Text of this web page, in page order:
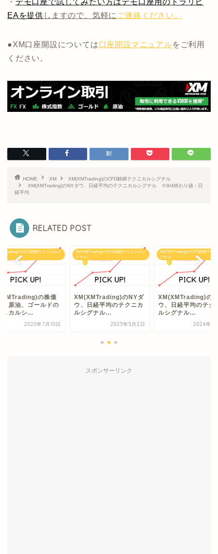
・ デモ口座で試してみたい方はデモ口座用のトラリピ
EAを提供 しますので、気軽に ご連絡ください。
●XM口座開設については口座開設マニュアルをご利用
ください。
HOME XM
XM(XMTrading)のCFD銘柄テクニカルシグナル
XM(XMTrading)のNYダウ、日経平均のテクニカルシグナル ※9/4終わり値：日
経平均
RELATED POST
のCFD銘柄テクニカルシ
の株価
、原油、ゴールドの
ニカルシ...
2020年7月10日
XM(XMTrading)のCFD銘柄テクニカルシ
グナル
XM(XMTrading)のNYダ
ウ、日経平均のテクニカ
ルシグナル...
2025年5月2日
XM(XMTrading)のCFD銘柄テク
グナル
XM(XMTrading)の
ウ、日経平均のテク
ルシグナル...
2024年7
スポンサーリンク